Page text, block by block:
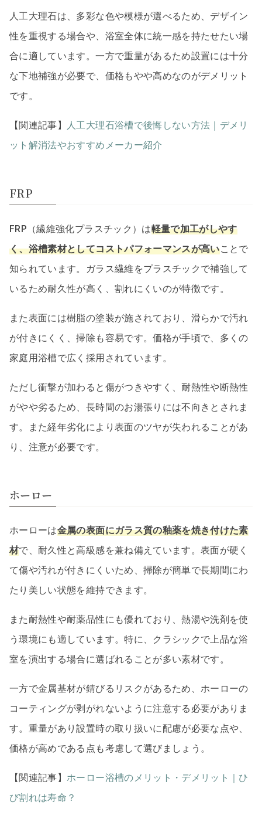
人工大理石は、多彩な色や模様が選べるため、デザイン
性を重視する場合や、浴室全体に統一感を持たせたい場
合に適しています。一方で重量があるため設置には十分
な下地補強が必要で、価格もやや高めなのがデメリット
です。
【関連記事】 人工大理石浴槽で後悔しない方法｜デメリ
ット解消法やおすすめメーカー紹介
FRP
FRP（繊維強化プラスチック）は軽量で加工がしやす
く、浴槽素材としてコストパフォーマンスが高いことで
知られています。ガラス繊維をプラスチックで補強して
いるため耐久性が高く、割れにくいのが特徴です。
また表面には樹脂の塗装が施されており、滑らかで汚れ
が付きにくく、掃除も容易です。価格が手頃で、多くの
家庭用浴槽で広く採用されています。
ただし衝撃が加わると傷がつきやすく、耐熱性や断熱性
がやや劣るため、長時間のお湯張りには不向きとされま
す。また経年劣化により表面のツヤが失われることがあ
り、注意が必要です。
ホーロー
ホーローは金属の表面にガラス質の釉薬を焼き付けた素
材で、耐久性と高級感を兼ね備えています。表面が硬く
て傷や汚れが付きにくいため、掃除が簡単で長期間にわ
たり美しい状態を維持できます。
また耐熱性や耐薬品性にも優れており、熱湯や洗剤を使
う環境にも適しています。特に、クラシックで上品な浴
室を演出する場合に選ばれることが多い素材です。
一方で金属基材が錆びるリスクがあるため、ホーローの
コーティングが剥がれないように注意する必要がありま
す。重量があり設置時の取り扱いに配慮が必要な点や、
価格が高めである点も考慮して選びましょう。
【関連記事】 ホーロー浴槽のメリット・デメリット｜ひ
び割れは寿命？